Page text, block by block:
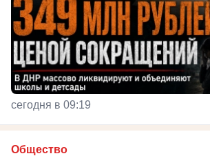
сегодня в 09:19
Общество